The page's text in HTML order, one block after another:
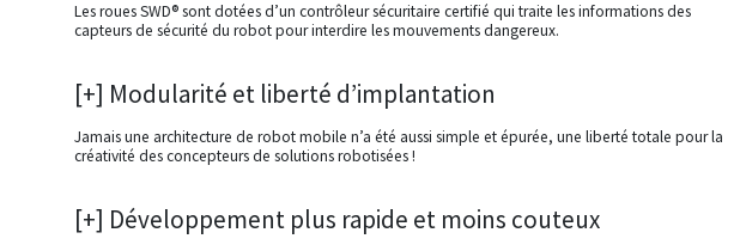
Les roues SWD® sont dotées d’un contrôleur sécuritaire certifié qui traite les informations des
capteurs de sécurité du robot pour interdire les mouvements dangereux.
[+] Modularité et liberté d’implantation
Jamais une architecture de robot mobile n’a été aussi simple et épurée, une liberté totale pour la
créativité des concepteurs de solutions robotisées !
[+] Développement plus rapide et moins couteux